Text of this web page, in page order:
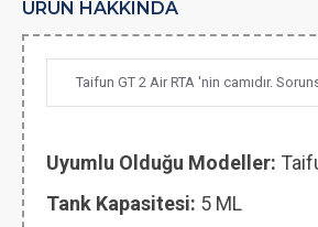
ÜRÜN HAKKINDA
Taifun GT 2 Air RTA 'nin camıdır.
Uyumlu Olduğu Modeller:
Tank Kapasitesi: 5 ML